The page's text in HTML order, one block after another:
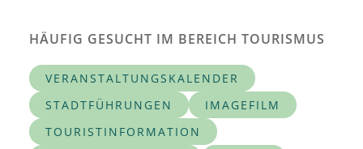
HÄUFIG GESUCHT IM BEREICH TOURISMUS
VERANSTALTUNGSKALENDER
STADTFÜHRUNGEN
IMAGEFILM
TOURISTINFORMATION